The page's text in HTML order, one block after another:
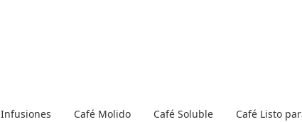
Infusiones Café Molido Café Soluble Café Listo